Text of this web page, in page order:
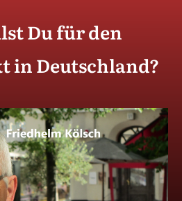
Du für den
in Deutschland?